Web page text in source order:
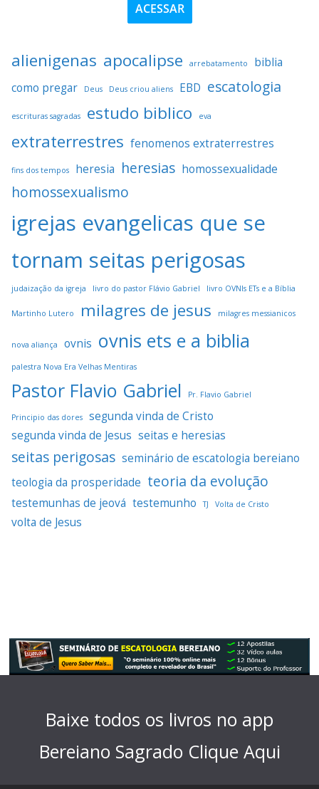
ACESSAR
alienigenas apocalipse arrebatamento
biblia
como pregar
Deus Deus criou aliens EBD escatologia
escrituras sagradas estudo biblico eva
extraterrestres fenomenos extraterrestres
fins dos tempos heresia heresias homossexualidade
homossexualismo
igrejas evangelicas que se
tornam seitas perigosas
judaização da igreja livro do pastor Flávio Gabriel livro OVNIs ETs e a Bíblia
Martinho Lutero milagres de jesus milagres messianicos
nova aliança ovnis ovnis ets e a biblia
palestra Nova Era Velhas Mentiras
Pastor Flavio Gabriel Pr. Flavio Gabriel
Principio das dores
segunda vinda de Cristo
segunda vinda de Jesus seitas e heresias
seitas perigosas seminário de escatologia bereiano
teologia da prosperidade teoria da evolução
testemunhas de jeová testemunho TJ Volta de Cristo
volta de Jesus
Baixe todos os livros no app
Bereiano Sagrado Clique Aqui